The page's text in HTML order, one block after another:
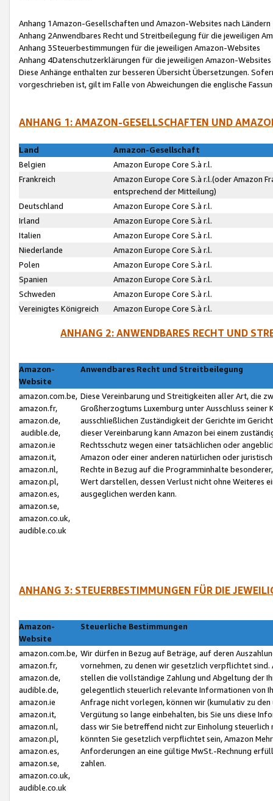
Anhang 1Amazon-Gesellschaften und Amazon-Websites nach Ländern
Anhang 2Anwendbares Recht und Streitbeilegung für die jeweiligen
Anhang 3Steuerbestimmungen für die jeweiligen Amazon-Websites
Anhang 4Datenschutzerklärungen für die jeweiligen Amazon-Websites
Diese Anhänge enthalten zur besseren Übersicht Übersetzungen.
vorgeschrieben ist, gilt im Falle von Abweichungen die englische
ANHANG 1: AMAZON-GESELLSCHAFTEN UND
Land
Amazon-Gesellschaft
Belgien
Amazon Europe Core S.à r.l.
Frankreich
Amazon Europe Core S.à r.l.(oder Amazon
entsprechend der Mitteilung)
Deutschland
Amazon Europe Core S.à r.l.
Irland
Amazon Europe Core S.à r.l.
Italien
Amazon Europe Core S.à r.l.
Niederlande
Amazon Europe Core S.à r.l.
Polen
Amazon Europe Core S.à r.l.
Spanien
Amazon Europe Core S.à r.l.
Schweden
Amazon Europe Core S.à r.l.
Vereinigtes Königreich
Amazon Europe Core S.à r.l.
ANHANG 2: ANWENDBARES RECHT UND
Amazon-
Website
Anwendbares Recht und Streitbeilegung
amazon.com.be,
amazon.fr,
amazon.de,
audible.de,
amazon.ie
amazon.it,
amazon.nl,
amazon.pl,
amazon.es,
amazon.se,
amazon.co.uk,
audible.co.uk
Diese Vereinbarung und Streitigkeiten aller Art, die
Großherzogtums Luxemburg unter Ausschluss
ausschließlichen Zuständigkeit der Gerichte im
dieser Vereinbarung kann Amazon bei einem
Rechtsschutz wegen einer tatsächlichen oder
Amazon oder einer anderen natürlichen oder
Rechte in Bezug auf die Programminhalte
Wert darstellen, dessen Verlust nicht ohne Weiteres
ausgeglichen werden kann.
ANHANG 3: STEUERBESTIMMUNGEN FÜR DIE
Amazon-
Website
Steuerliche Bestimmungen
amazon.com.be,
amazon.fr,
amazon.de,
audible.de,
amazon.ie
amazon.it,
amazon.nl,
amazon.pl,
amazon.es,
amazon.se,
amazon.co.uk,
audible.co.uk
Wir dürfen in Bezug auf Beträge, auf deren
vornehmen, zu denen wir gesetzlich verpflichtet
stellen die vollständige Zahlung und Abgeltung der
gelegentlich steuerlich relevante Informationen von
Anfrage nicht vorlegen, können wir (kumulativ zu
Vergütung so lange einbehalten, bis Sie uns diese
dass wir Sie betreffend nicht zur Einholung
könnten Sie gesetzlich verpflichtet sein, Amazon
Anforderungen an eine gültige MwSt.-Rechnung
zahlen.